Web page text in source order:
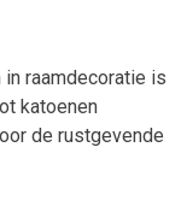
raamdecoratie is
katoenen
de rustgevende